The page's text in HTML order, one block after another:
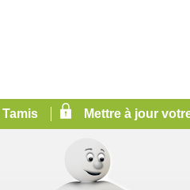
Mettre à jour